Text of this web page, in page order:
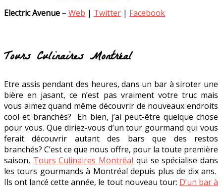
Electric Avenue – Web | Twitter | Facebook
Tours Culinaires Montréal
Etre assis pendant des heures, dans un bar à siroter une
bière en jasant, ce n’est pas vraiment votre truc mais
vous aimez quand même découvrir de nouveaux endroits
cool et branchés? Eh bien, j’ai peut-être quelque chose
pour vous. Que diriez-vous d’un tour gourmand qui vous
ferait découvrir autant des bars que des restos
branchés? C’est ce que nous offre, pour la toute première
saison, Tours Culinaires Montréal qui se spécialise dans
les tours gourmands à Montréal depuis plus de dix ans.
Ils ont lancé cette année, le tout nouveau tour: D’un bar à